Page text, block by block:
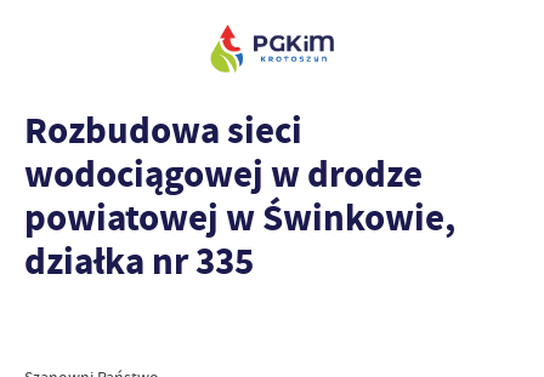
Rozbudowa sieci
wodociągowej w drodze
powiatowej w Świnkowie,
działka nr 335